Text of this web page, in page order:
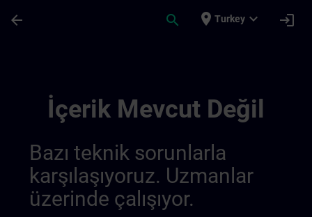
arrow_back search place Turkey expand_more login
İçerik Mevcut Değil
Bazı teknik sorunlarla
karşılaşıyoruz. Uzmanlar
üzerinde çalışıyor.